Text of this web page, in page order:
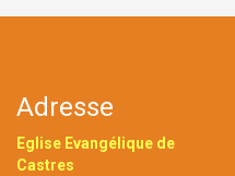
Adresse
Eglise Evangélique de
Castres